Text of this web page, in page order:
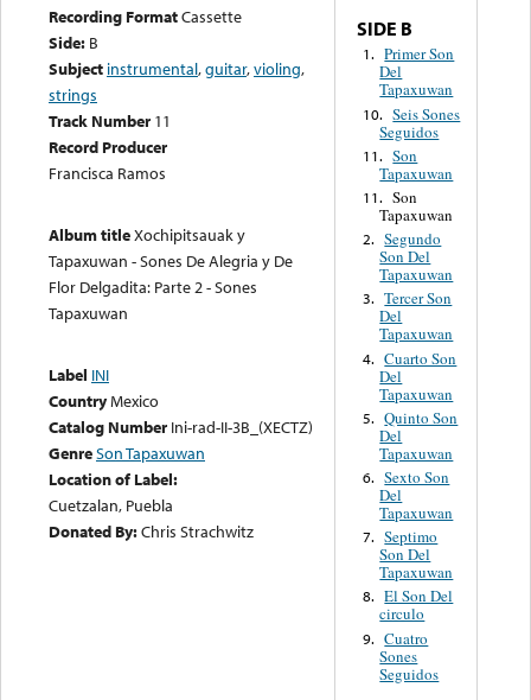
Recording FormatCassette
Side: B
Subject instrumental,guitar,violing,
strings
Track Number 11
Record Producer
Francisca Ramos
Album titleXochipitsauak y
Tapaxuwan - Sones De Alegria y De
Flor Delgadita: Parte 2 - Sones
Tapaxuwan
Label INI
CountryMexico
Catalog Number Ini-rad-II-3B_(XECTZ)
GenreSon Tapaxuwan
Location of Label:
Cuetzalan, Puebla
Donated By:Chris Strachwitz
SIDE B
1. Primer Son
Del
Tapaxuwan
10. Seis Sones
Seguidos
11. Son
Tapaxuwan
11. Son
Tapaxuwan
2. Segundo
Son Del
Tapaxuwan
3. Tercer Son
Del
Tapaxuwan
4. Cuarto Son
Del
Tapaxuwan
5. Quinto Son
Del
Tapaxuwan
6. Sexto Son
Del
Tapaxuwan
7. Septimo
Son Del
Tapaxuwan
8. El Son Del
circulo
9. Cuatro
Sones
Seguidos